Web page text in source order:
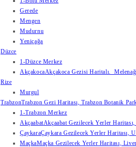
Gerede
Mengen
Mudurnu
Yeniçağa
Düzce
1-Düzce Merkez
AkçakocaAkçakoca Gezisi Haritalı.
Rize
Murgul
TrabzonTrabzon Gezi Haritası, Trabzon Botanik
1-Trabzon Merkez
AkçaabatAkçaabat Gezilecek Yerler
ÇaykaraÇaykara Gezilecek Yerler Haritası,
MaçkaMaçka Gezilecek Yerler Haritası,